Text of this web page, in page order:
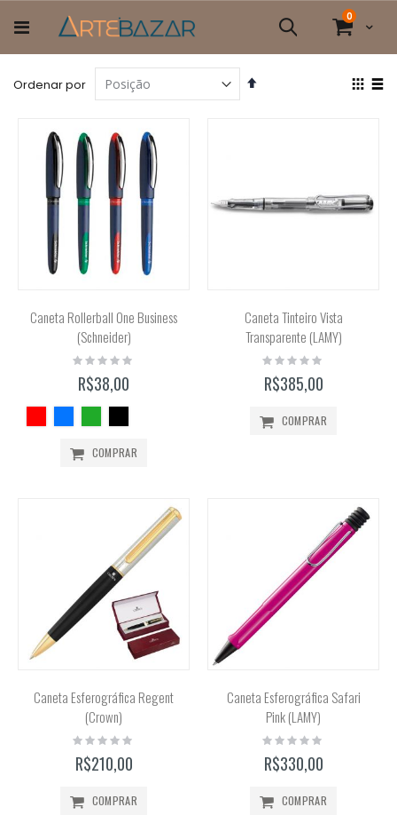
para
o
conteúdo
Cart
0itens
Pesquisa
Ordenar por
Definir
Ver
Caneta Rollerball One Business
(Schneider)
Rating:
R$38,00
COMPRAR
Caneta Tinteiro Vista
Transparente (LAMY)
Rating:
R$385,00
COMPRAR
Caneta Esferográfica Regent
(Crown)
Rating:
0%
R$210,00
COMPRAR
Caneta Esferográfica Safari
Pink (LAMY)
Rating:
0%
R$330,00
COMPRAR